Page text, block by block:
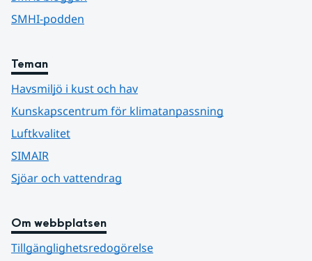
SMHI-podden
Teman
Havsmiljö i kust och hav
Kunskapscentrum för klimatanpassning
Luftkvalitet
SIMAIR
Sjöar och vattendrag
Om webbplatsen
Tillgänglighetsredogörelse